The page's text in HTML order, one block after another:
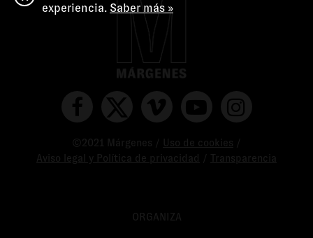
©2021 Márgenes / Uso de cookies
Aviso legal y Política de privacidad
Transparencia
ORGANIZA
experiencia. Saber más »